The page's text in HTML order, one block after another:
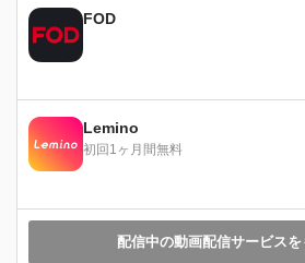
意などなかったため、
校内暴力に遭っている
受け取り、書かれた場所
中枢大臣たちに正論を
ある村の書院に定着した
エ。ジョンヨルの浮き
になり、ソルエは寂し
ヨルに訪れるが、妻のソ
FOD
Lemino
初回1ヶ月間無料
配信中の動画配信サービスを